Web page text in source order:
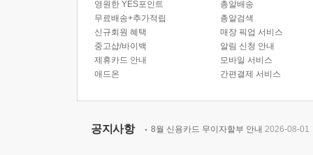
영원한 YES포인트
무료배송+추가적립
신규회원 혜택
중고샵/바이백
제휴카드 안내
애드온
총알배송
총알검색
매장 픽업 서비스
알림 신청 안내
모바일 서비스
간편결제 서비스
공지사항 8월 신용카드 무이자할부 안내 2026-08-01